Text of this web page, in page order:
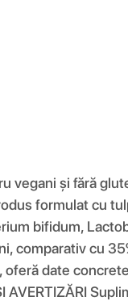
și fără
formulat cu
bifidum,
comparativ cu
date
AVERTIZĂRI